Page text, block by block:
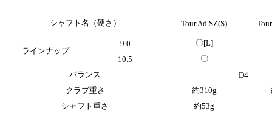
シャフト名（硬さ） Tour Ad SZ(S)
ラインナップ
9.0
〇[L]
10.5
〇
バランス
D4
クラブ重さ
約310g
シャフト重さ
約53g